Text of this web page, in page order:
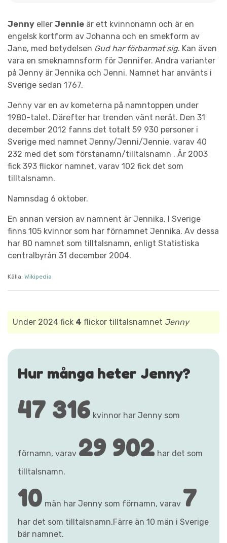
Jenny eller Jennie är ett kvinnonamn och är en
engelsk kortform av Johanna och en smekform av
Jane, med betydelsen Gud har förbarmat sig. Kan även
vara en smeknamnsform för Jennifer. Andra varianter
på Jenny är Jennika och Jenni. Namnet har använts i
Sverige sedan 1767.
Jenny var en av kometerna på namntoppen under
1980-talet. Därefter har trenden vänt neråt. Den 31
december 2012 fanns det totalt 59 930 personer i
Sverige med namnet Jenny/Jenni/Jennie, varav 40
232 med det som förstanamn/tilltalsnamn . År 2003
fick 393 flickor namnet, varav 102 fick det som
tilltalsnamn.
Namnsdag 6 oktober.
En annan version av namnent är Jennika. I Sverige
finns 105 kvinnor som har förnamnet Jennika. Av dessa
har 80 namnet som tilltalsnamn, enligt Statistiska
centralbyrån 31 december 2004.
Källa: Wikipedia
Under 2024 fick 4 flickor tilltalsnamnet Jenny
Hur många heter Jenny?
47 316 kvinnor har Jenny som
förnamn, varav 29 902 har det som
tilltalsnamn.
10 män har Jenny som förnamn, varav 7
har det som tilltalsnamn.Färre än 10 män i Sverige
bär namnet.